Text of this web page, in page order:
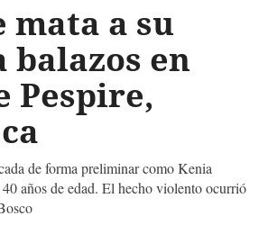
mata a su
balazos en
Pespire,
de forma preliminar como Kenia
años de edad. El hecho violento ocurrió